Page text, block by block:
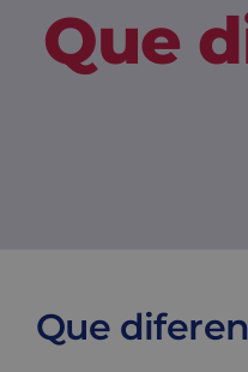
Que
Que